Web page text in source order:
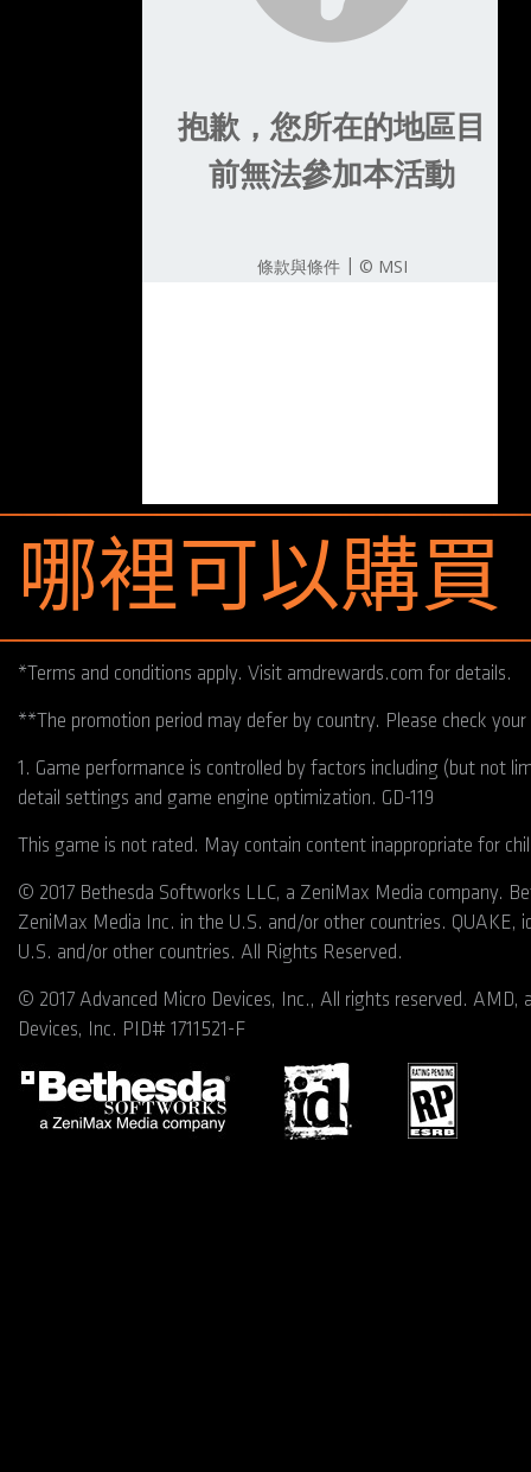
哪裡可以購買
*Terms and conditions apply. Visit amdrewards.com for details.
**The promotion period may defer by country. Please check
1. Game performance is controlled by factors including (but not
detail settings and game engine optimization. GD-119
This game is not rated. May contain content inappropriate for
© 2017 Bethesda Softworks LLC, a ZeniMax Media company.
ZeniMax Media Inc. in the U.S. and/or other countries.
U.S. and/or other countries. All Rights Reserved.
© 2017 Advanced Micro Devices, Inc., All rights reserved.
Devices, Inc. PID# 1711521-F